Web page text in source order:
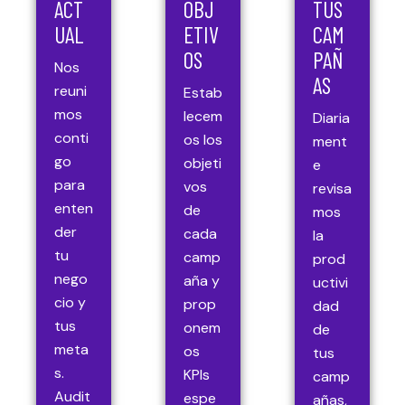
ACT
UAL
Nos
reuni
mos
conti
go
para
enten
der
tu
nego
cio y
tus
meta
s.
Audit
OBJ
ETIV
OS
Estab
lecem
os los
objeti
vos
de
cada
camp
aña y
prop
onem
os
KPIs
espe
TUS
CAM
PAÑ
AS
Diaria
ment
e
revisa
mos
la
prod
uctivi
dad
de
tus
camp
añas,